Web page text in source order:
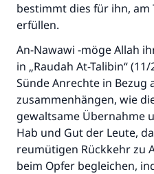
bestimmt dies für ihn, am
erfüllen.
An-Nawawi -möge Allah
in „Raudah At-Talibin“
Sünde Anrechte in Bezug
zusammenhängen, wie
gewaltsame Übernahme
Hab und Gut der Leute,
reumütigen Rückkehr zu
beim Opfer begleichen,